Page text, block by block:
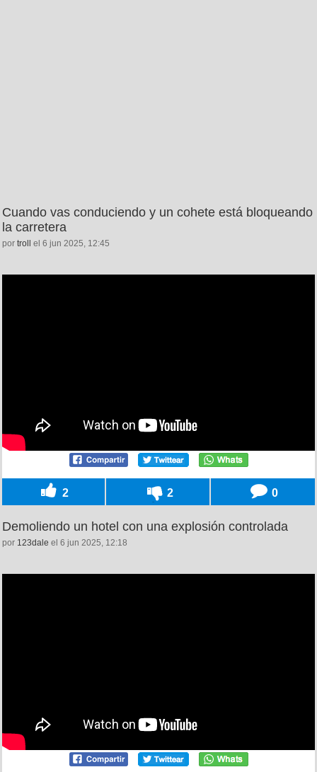
Cuando vas conduciendo y un cohete está bloqueando
la carretera
por troll el 6 jun 2025, 12:45
2 2 0
Demoliendo un hotel con una explosión controlada
por 123dale el 6 jun 2025, 12:18